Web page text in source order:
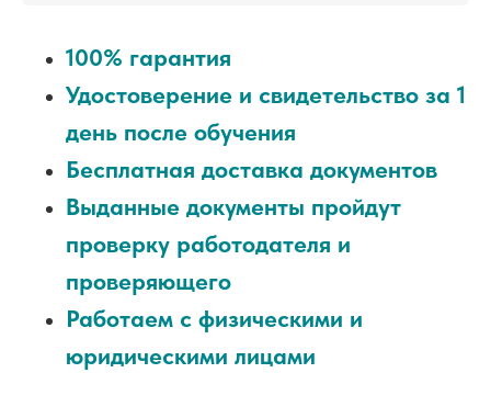
100% гарантия
Удостоверение и свидетельство за 1
день после обучения
Бесплатная доставка документов
Выданные документы пройдут
проверку работодателя и
проверяющего
Работаем с физическими и
юридическими лицами